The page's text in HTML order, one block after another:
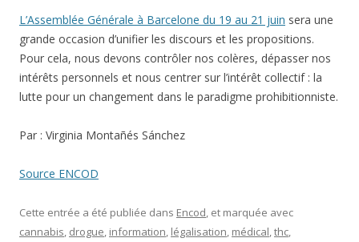
L’Assemblée Générale à Barcelone du 19 au 21 juin sera une
grande occasion d’unifier les discours et les propositions.
Pour cela, nous devons contrôler nos colères, dépasser nos
intérêts personnels et nous centrer sur l’intérêt collectif : la
lutte pour un changement dans le paradigme prohibitionniste.
Par : Virginia Montañés Sánchez
Source ENCOD
Cette entrée a été publiée dans Encod , et marquée avec
cannabis drogue information légalisation médical thc